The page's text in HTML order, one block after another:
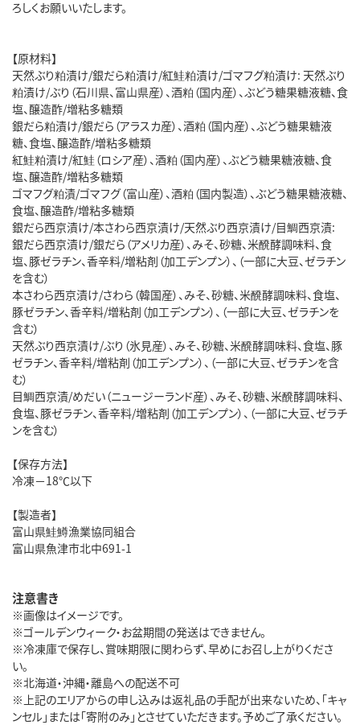
ろしくお願いいたします。
【原材料】
天然ぶり粕漬け/銀だら粕漬け/紅鮭粕漬け/ゴマフグ粕漬け: 天然ぶり
粕漬け/ぶり（石川県、富山県産）、酒粕（国内産）、ぶどう糖果糖液糖、食
塩、醸造酢/増粘多糖類
銀だら粕漬け/銀だら（アラスカ産）、酒粕（国内産）、ぶどう糖果糖液
糖、食塩、醸造酢/増粘多糖類
紅鮭粕漬け/紅鮭（ロシア産）、酒粕（国内産）、ぶどう糖果糖液糖、食
塩、醸造酢/増粘多糖類
ゴマフグ粕漬/ゴマフグ（富山産）、酒粕（国内製造）、ぶどう糖果糖液糖、
食塩、醸造酢/増粘多糖類
銀だら西京漬け/本さわら西京漬け/天然ぶり西京漬け/目鯛西京漬:
銀だら西京漬け/銀だら（アメリカ産）、みそ、砂糖、米醗酵調味料、食
塩、豚ゼラチン、香辛料/増粘剤（加工デンプン）、（一部に大豆、ゼラチン
を含む）
本さわら西京漬け/さわら（韓国産）、みそ、砂糖、米醗酵調味料、食塩、
豚ゼラチン、香辛料/増粘剤（加工デンプン）、（一部に大豆、ゼラチンを
含む）
天然ぶり西京漬け/ぶり（氷見産）、みそ、砂糖、米醗酵調味料、食塩、豚
ゼラチン、香辛料/増粘剤（加工デンプン）、（一部に大豆、ゼラチンを含
む）
目鯛西京漬/めだい（ニュージーランド産）、みそ、砂糖、米醗酵調味料、
食塩、豚ゼラチン、香辛料/増粘剤（加工デンプン）、（一部に大豆、ゼラチ
ンを含む）
【保存方法】
冷凍－18℃以下
【製造者】
富山県鮭鱒漁業協同組合
富山県魚津市北中691-1
注意書き
※画像はイメージです。
※ゴールデンウィーク・お盆期間の発送はできません。
※冷凍庫で保存し、賞味期限に関わらず、早めにお召し上がりくださ
い。
※北海道・沖縄・離島への配送不可
※上記のエリアからの申し込みは返礼品の手配が出来ないため、「キャ
ンセル」または「寄附のみ」とさせていただきます。予めご了承ください。